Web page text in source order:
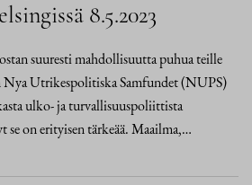
8.5.2023
suuresti mahdollisuutta puhua teille
Nya Utrikespolitiska Samfundet (NUPS)
ulko- ja turvallisuuspoliittista
se on erityisen tärkeää. Maailma,…